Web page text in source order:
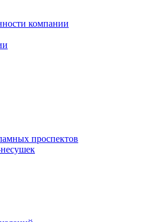
компании
проспектов